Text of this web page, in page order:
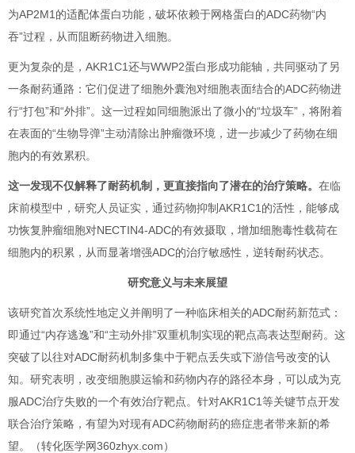
为AP2M1的适配体蛋白功能，破坏依赖于网格蛋白的ADC药物“内
吞”过程，从而阻断药物进入细胞。
更为复杂的是，AKR1C1还与WWP2蛋白形成功能轴，共同驱动了另
一条耐药通路：它们促进了细胞外囊泡对细胞表面结合的ADC药物进
行“打包”和“外排”。这一过程如同细胞派出了微小的“垃圾车”，将附着
在表面的“生物导弹”主动清除出肿瘤微环境，进一步减少了药物在细
胞内的有效累积。
这一发现不仅解释了耐药机制，更直接指向了潜在的治疗策略。 在临
床前模型中，研究人员证实，通过药物抑制AKR1C1的活性，能够成
功恢复肿瘤细胞对NECTIN4-ADC的有效摄取，增加细胞毒性载荷在
细胞内的积累，从而显著增强ADC的治疗敏感性，逆转耐药状态。
研究意义与未来展望
该研究首次系统性地定义并阐明了一种临床相关的ADC耐药新范式：
即通过“内存逃逸”和“主动外排”双重机制实现的靶点高表达型耐药。这
突破了以往对ADC耐药机制多集中于靶点丢失或下游信号改变的认
知。研究表明，改变细胞膜运输和药物内存的路径本身，可以成为克
服ADC治疗失败的一个有效治疗靶点。针对AKR1C1等关键节点开发
联合治疗策略，有望为对现有ADC药物耐药的癌症患者带来新的希
望。（转化医学网360zhyx.com）